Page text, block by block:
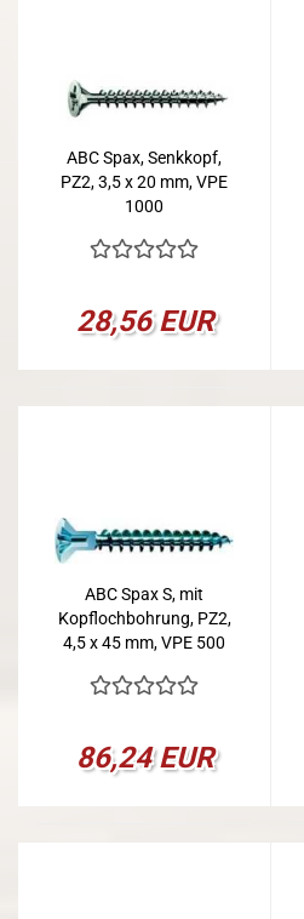
ABC Spax, Senkkopf,
PZ2, 3,5 x 20 mm, VPE
1000
28,56 EUR
ABC Spax S, mit
Kopflochbohrung, PZ2,
4,5 x 45 mm, VPE 500
86,24 EUR